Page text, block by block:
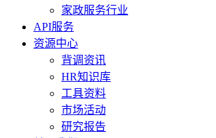
家政服务行业
API服务
资源中心
背调资讯
HR知识库
工具资料
市场活动
研究报告